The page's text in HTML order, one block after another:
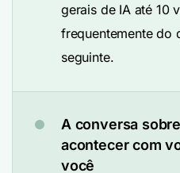
gerais de IA até 10
frequentemente do
seguinte.
A conversa
acontecer com
você